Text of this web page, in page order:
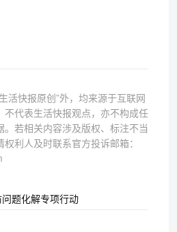
活快报原创”外，均来源于互联网
不代表生活快报观点，亦不构成任
若相关内容涉及版权、标注不当
利人及时联系官方投诉邮箱：
题化解专项行动